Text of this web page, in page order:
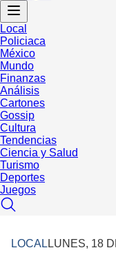
Local
Policiaca
México
Mundo
Finanzas
Análisis
Cartones
Gossip
Cultura
Tendencias
Ciencia y Salud
Turismo
Deportes
Juegos
LOCAL LUNES, 18